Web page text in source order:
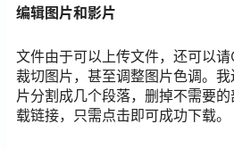
编辑图片和影片
文件由于可以上传文件，还可以请
裁切图片，甚至调整图片色调。
片分割成几个段落，删掉不需要
载链接，只需点击即可成功下载。